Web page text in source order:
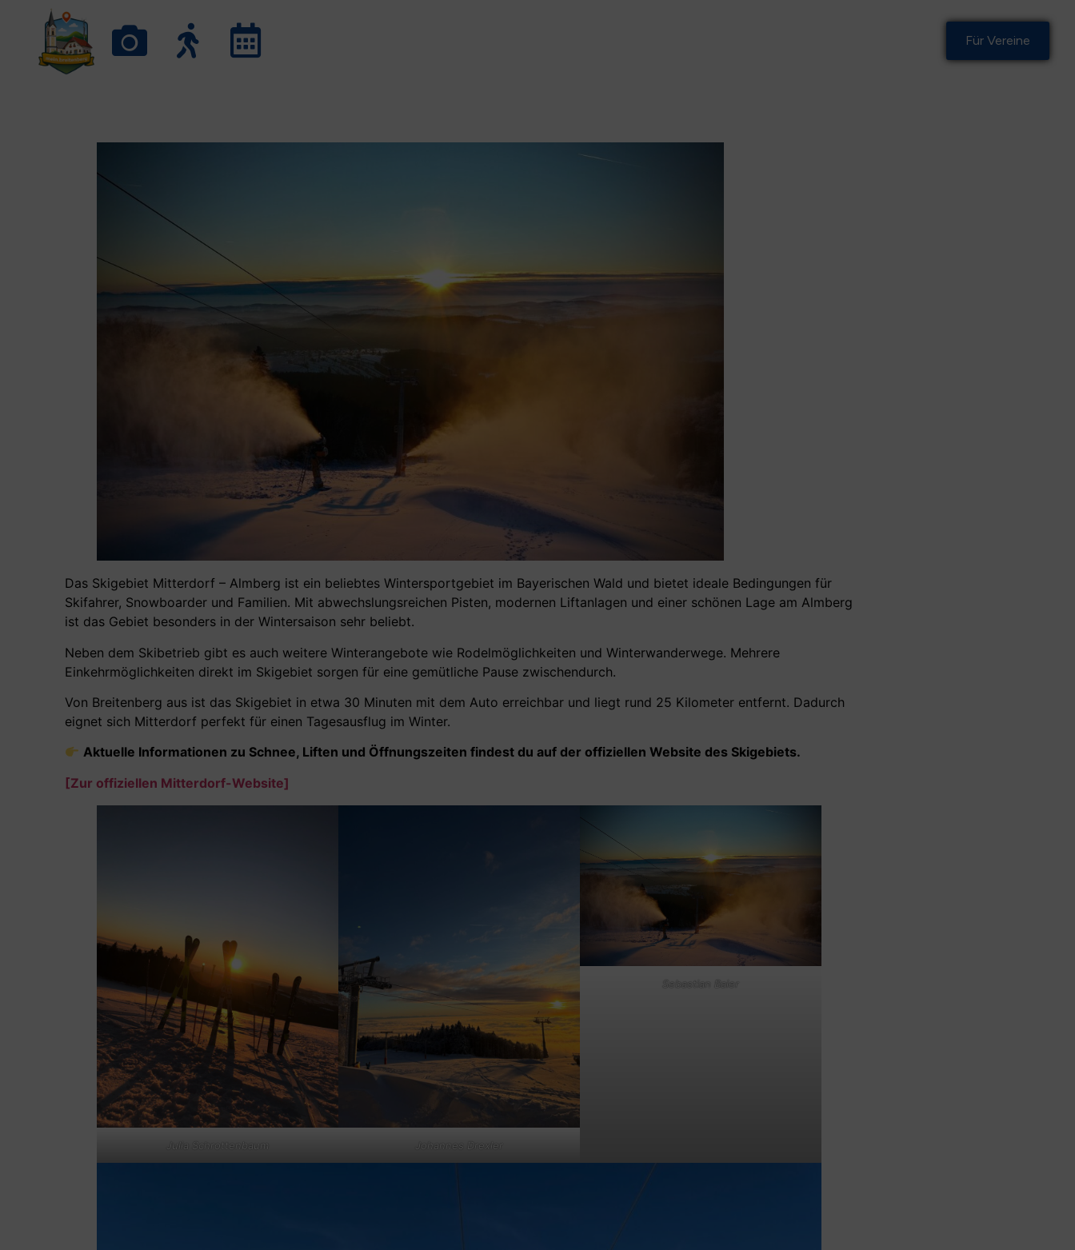
Für Vereine
Das Skigebiet Mitterdorf – Almberg ist ein beliebtes Wintersportgebiet im Bayerischen Wald und bietet ideale Bedingungen für
Skifahrer, Snowboarder und Familien. Mit abwechslungsreichen Pisten, modernen Liftanlagen und einer schönen Lage am Almberg
ist das Gebiet besonders in der Wintersaison sehr beliebt.
Neben dem Skibetrieb gibt es auch weitere Winterangebote wie Rodelmöglichkeiten und Winterwanderwege. Mehrere
Einkehrmöglichkeiten direkt im Skigebiet sorgen für eine gemütliche Pause zwischendurch.
Von Breitenberg aus ist das Skigebiet in etwa 30 Minuten mit dem Auto erreichbar und liegt rund 25 Kilometer entfernt. Dadurch
eignet sich Mitterdorf perfekt für einen Tagesausflug im Winter.
Aktuelle Informationen zu Schnee, Liften und Öffnungszeiten findest du auf der offiziellen Website des Skigebiets.
[Zur offiziellen Mitterdorf-Website]
Julia Schrottenbaum Johannes Drexler
Sebastian Baier